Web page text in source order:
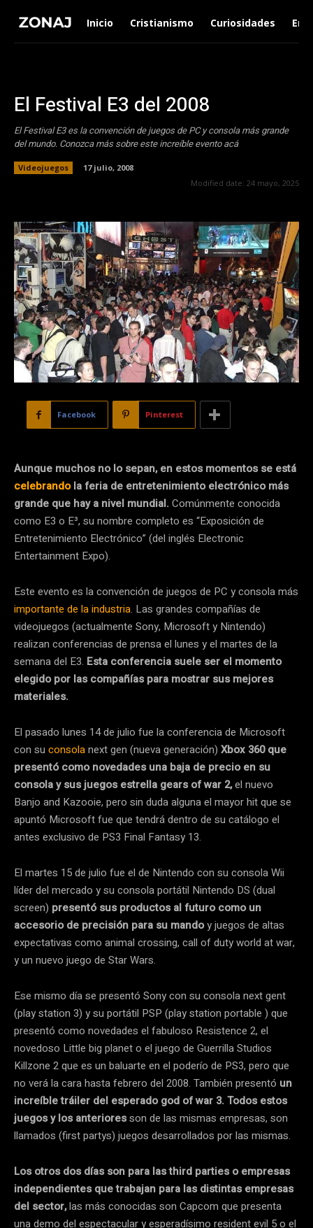
Inicio Cristianismo Curiosidades
El Festival E3 del 2008
El Festival E3 es la convención de juegos de PC y consola más grande
del mundo. Conozca más sobre este increíble evento acá
Videojuegos
17 julio, 2008
Modified date: 24 mayo, 2025
Facebook Pinterest
Aunque muchos no lo sepan, en estos momentos se está
celebrandola feria de entretenimiento electrónico más
grande que hay a nivel mundial. Comúnmente conocida
como E3 o E³, su nombre completo es “Exposición de
Entretenimiento Electrónico” (del inglés Electronic
Entertainment Expo).
Este evento es la convención de juegos de PC y consola más
importante de la industria. Las grandes compañías de
videojuegos (actualmente Sony, Microsoft y Nintendo)
realizan conferencias de prensa el lunes y el martes de la
semana del E3. Esta conferencia suele ser el momento
elegido por las compañías para mostrar sus mejores
materiales.
El pasado lunes 14 de julio fue la conferencia de Microsoft
con su consolanext gen (nueva generación) Xbox 360 que
presentó como novedades una baja de precio en su
consola y sus juegos estrella gears of war 2,el nuevo
Banjo and Kazooie, pero sin duda alguna el mayor hit que se
apuntó Microsoft fue que tendrá dentro de su catálogo el
antes exclusivo de PS3 Final Fantasy 13.
El martes 15 de julio fue el de Nintendo con su consola Wii
líder del mercado y su consola portátil Nintendo DS (dual
screen) presentó sus productos al futuro como un
accesorio de precisión para su mandoy juegos de altas
expectativas como animal crossing, call of duty world at war,
y un nuevo juego de Star Wars.
Ese mismo día se presentó Sony con su consola next gent
(play station 3) y su portátil PSP (play station portable ) que
presentó como novedades el fabuloso Resistence 2, el
novedoso Little big planet o el juego de Guerrilla Studios
Killzone 2 que es un baluarte en el poderío de PS3, pero que
no verá la cara hasta febrero del 2008. También presentó un
increíble tráiler del esperado god of war 3. Todos estos
juegos y los anterioresson de las mismas empresas, son
llamados (first partys) juegos desarrollados por las mismas.
Los otros dos días son para las third parties o empresas
independientes que trabajan para las distintas empresas
del sector,las más conocidas son Capcom que presenta
una demo del espectacular y esperadísimo resident evil 5 o el